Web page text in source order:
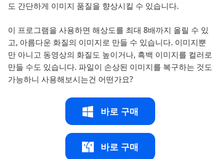
도 간단하게 이미지 품질을 향상시킬 수 있습니다.
이 프로그램을 사용하면 해상도를 최대 8배까지 올릴 수 있
고, 아름다운 화질의 이미지로 만들 수 있습니다. 이미지뿐
만 아니고 동영상의 화질도 높이거나, 흑백 이미지를 컬러로
만들 수도 있습니다. 파일이 손상된 이미지를 복구하는 것도
가능하니 사용해보시는건 어떤가요?
바로 구매
바로 구매